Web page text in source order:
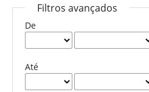
Filtros avançados
De
Até